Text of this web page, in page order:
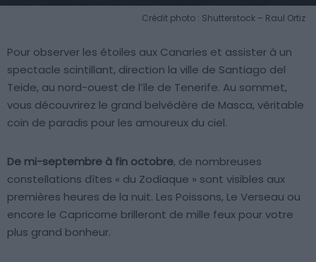
Crédit photo : Shutterstock – Raul Ortiz
Pour observer les étoiles aux Canaries et assister à un
spectacle scintillant, direction la ville de Santiago del
Teide, au nord-ouest de l’île de Tenerife. Au sommet,
vous découvrirez le grand belvédère de Masca, véritable
coin de paradis pour les amoureux du ciel.
De mi-septembre à fin octobre, de nombreuses
constellations dîtes « du Zodiaque » sont visibles aux
premières heures de la nuit. Les Poissons, Le Verseau ou
encore le Capricorne brilleront de mille feux pour votre
plus grand bonheur.